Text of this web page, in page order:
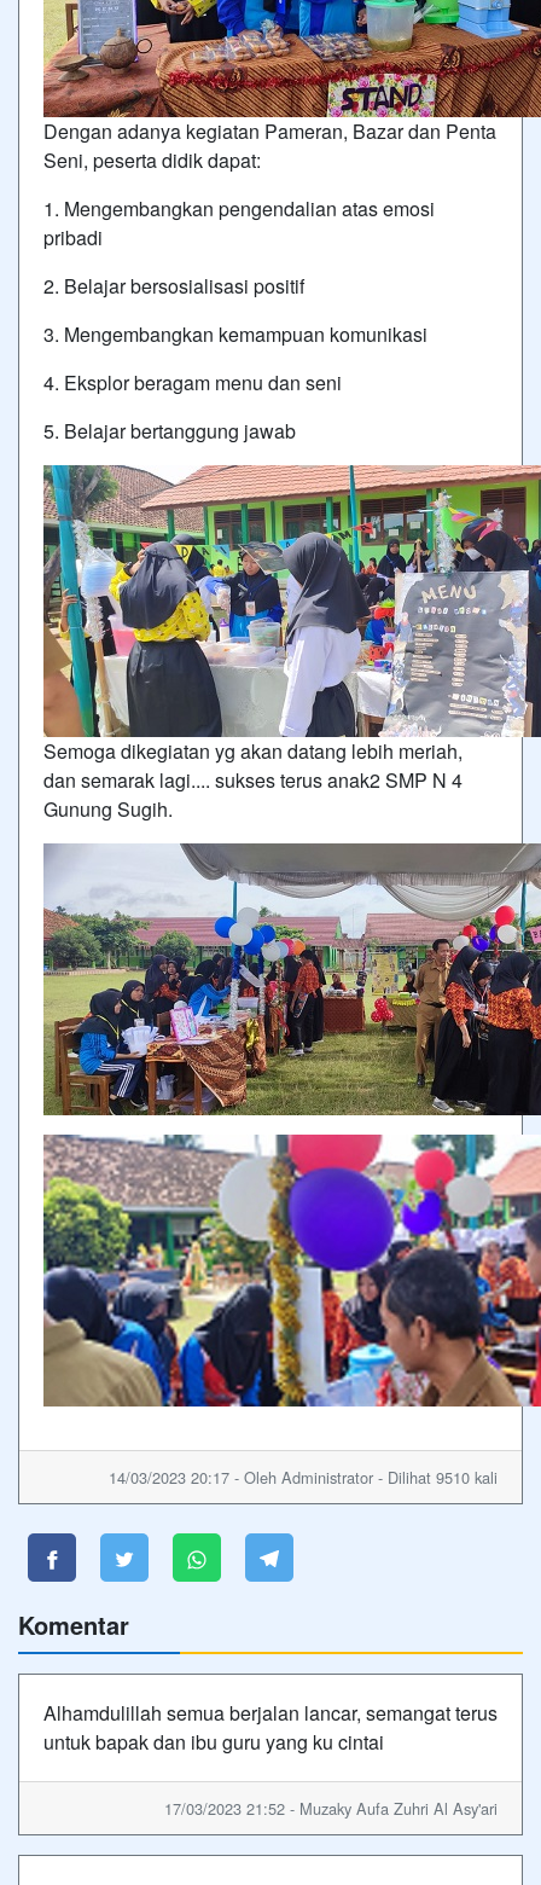
Dengan adanya kegiatan Pameran, Bazar dan Penta
Seni, peserta didik dapat:
1. Mengembangkan pengendalian atas emosi
pribadi
2. Belajar bersosialisasi positif
3. Mengembangkan kemampuan komunikasi
4. Eksplor beragam menu dan seni
5. Belajar bertanggung jawab
Semoga dikegiatan yg akan datang lebih meriah,
dan semarak lagi.... sukses terus anak2 SMP N 4
Gunung Sugih.
14/03/2023 20:17 - Oleh Administrator - Dilihat 9510 kali
Komentar
Alhamdulillah semua berjalan lancar, semangat terus
untuk bapak dan ibu guru yang ku cintai
17/03/2023 21:52 - Muzaky Aufa Zuhri Al Asy'ari